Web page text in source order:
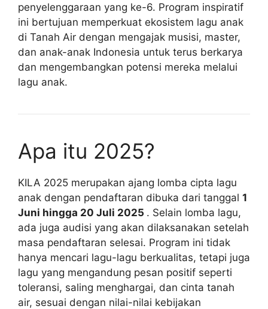
penyelenggaraan yang ke-6. Program inspiratif
ini bertujuan memperkuat ekosistem lagu anak
di Tanah Air dengan mengajak musisi, master,
dan anak-anak Indonesia untuk terus berkarya
dan mengembangkan potensi mereka melalui
lagu anak.
Apa itu 2025?
KILA 2025 merupakan ajang lomba cipta lagu
anak dengan pendaftaran dibuka dari tanggal 1
Juni hingga 20 Juli 2025 . Selain lomba lagu,
ada juga audisi yang akan dilaksanakan setelah
masa pendaftaran selesai. Program ini tidak
hanya mencari lagu-lagu berkualitas, tetapi juga
lagu yang mengandung pesan positif seperti
toleransi, saling menghargai, dan cinta tanah
air, sesuai dengan nilai-nilai kebijakan